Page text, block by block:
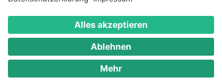
Alle genannten Produkte und Logos sind eingetragene
Warenzeichen der jeweiligen Hersteller.
Copyright © 2008 - 2026 Toys for Fun GmbH - Alle
Rechte vorbehalten